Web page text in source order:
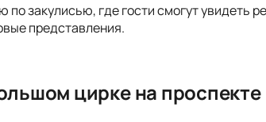
закулисью, где гости смогут увидеть
представления.
цирке на проспекте